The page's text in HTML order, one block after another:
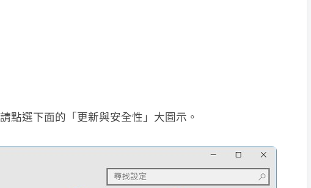
點選下面的「更新與安全性」大圖示。